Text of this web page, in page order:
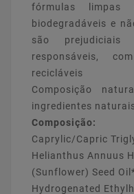
fórmulas limpas
biodegradáveis e
são prejudiciais
responsáveis,
recicláveis
Composição
ingredientes
Composição:
Caprylic/Capric
Helianthus Annuus
(Sunflower) Seed
Hydrogenated